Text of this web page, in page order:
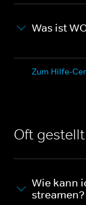
Was ist
Zum Hilfe-
Oft
Wie kann
streamen?